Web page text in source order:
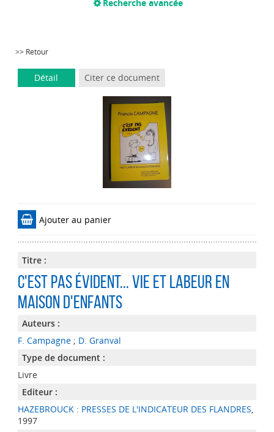
Recherche avancée
>> Retour
Détail Citer ce document
Ajouter au panier
Titre :
C'est pas évident... Vie et labeur en
maison d'enfants
Auteurs :
F. Campagne; D. Granval
Type de document :
Livre
Editeur :
HAZEBROUCK : PRESSES DE L'INDICATEUR DES FLANDRES,
1997